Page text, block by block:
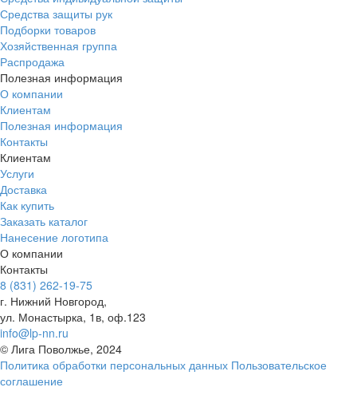
Средства защиты рук
Подборки товаров
Хозяйственная группа
Распродажа
Полезная информация
О компании
Клиентам
Полезная информация
Контакты
Клиентам
Услуги
Доставка
Как купить
Заказать каталог
Нанесение логотипа
О компании
Контакты
8 (831) 262-19-75
г. Нижний Новгород,
ул. Монастырка, 1в, оф.123
info@lp-nn.ru
© Лига Поволжье, 2024
Политика обработки персональных данных Пользовательское
соглашение